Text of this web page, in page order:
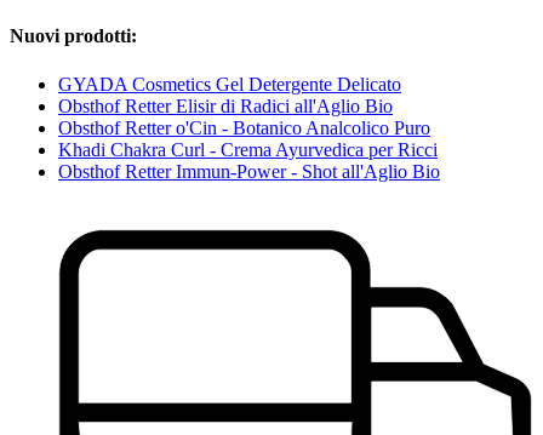
Nuovi prodotti:
GYADA Cosmetics Gel Detergente Delicato
Obsthof Retter Elisir di Radici all'Aglio Bio
Obsthof Retter o'Cin - Botanico Analcolico Puro
Khadi Chakra Curl - Crema Ayurvedica per Ricci
Obsthof Retter Immun-Power - Shot all'Aglio Bio